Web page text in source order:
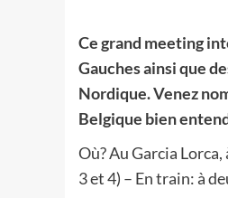
Ce grand meeting
Gauches ainsi que
Nordique. Venez
Belgique bien
Où? Au Garcia
3 et 4) – En train: à